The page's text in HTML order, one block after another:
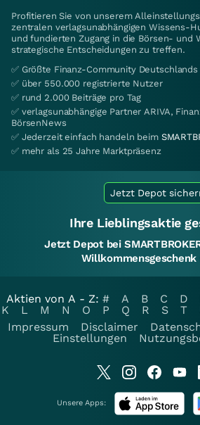
Profitieren Sie von unserem
zentralen verlagsunabhängigen Wissens-
und fundierten Zugang in die Börsen- und
strategische Entscheidungen zu treffen.
✅ Größte Finanz-Community Deutschlands
✅ über 550.000 registrierte Nutzer
✅ rund 2.000 Beiträge pro Tag
✅ verlagsunabhängige Partner ARIVA,
BörsenNews
✅ Jederzeit einfach handeln beim
✅ mehr als 25 Jahre Marktpräsenz
Jetzt Depot
Ihre Lieblingsaktie
Jetzt Depot bei
Willkommensgeschenk
Aktien von A - Z: # A B C D
K
L M N O P Q R S T
Impressum
Disclaimer
Einstellungen
Unsere Apps: